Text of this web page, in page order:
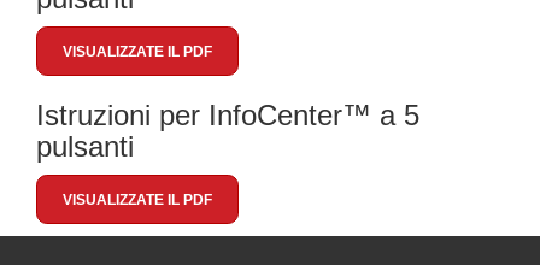
VISUALIZZATE IL PDF
Istruzioni per InfoCenter™ a 5
pulsanti
VISUALIZZATE IL PDF